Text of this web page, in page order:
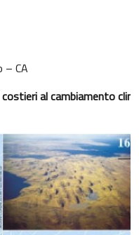
– CA
al cambiamento